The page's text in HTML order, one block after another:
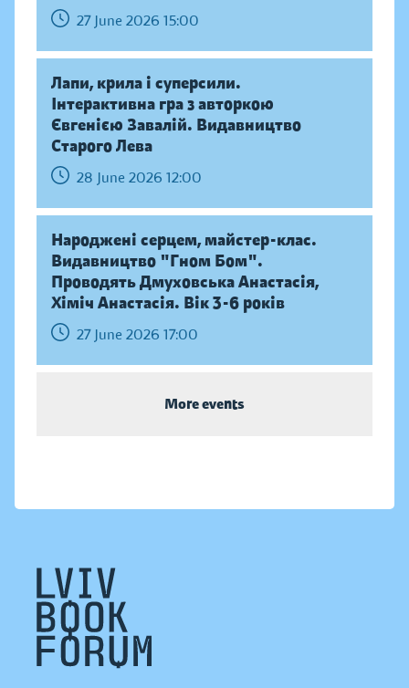
27 June 2026 15:00
Лапи, крила і суперсили.
Інтерактивна гра з авторкою
Євгенією Завалій. Видавництво
Старого Лева
28 June 2026 12:00
Народжені серцем, майстер-клас.
Видавництво "Гном Бом".
Проводять Дмуховська Анастасія,
Хіміч Анастасія. Вік 3-6 років
27 June 2026 17:00
More events